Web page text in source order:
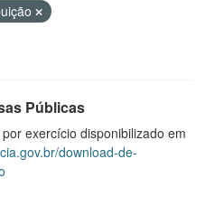
Públicas
exercício disponibilizado em
download-de-